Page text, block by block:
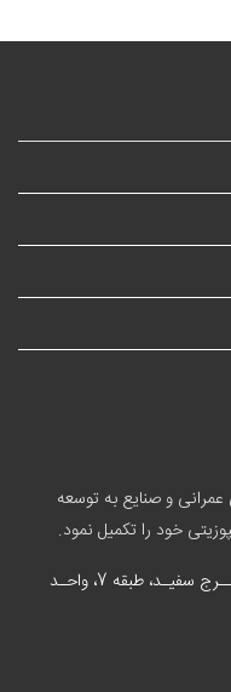
و صنایع به توسعه
خود را تکمیل نمود.
تهـران، پـاسـداران، بــرج سفیـد، طبقه 7، واحـد